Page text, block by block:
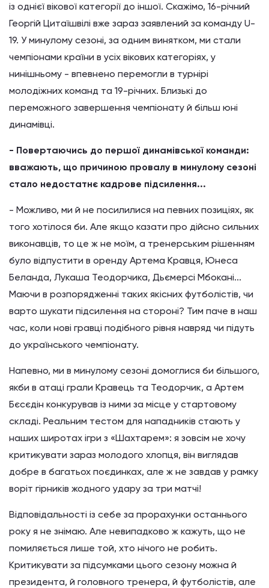
із однієї вікової категорії до іншої. Скажімо, 16-річний
Георгій Цитаїшвілі вже зараз заявлений за команду U-
19. У минулому сезоні, за одним винятком, ми стали
чемпіонами країни в усіх вікових категоріях, у
нинішньому - впевнено перемогли в турнірі
молодіжних команд та 19-річних. Близькі до
переможного завершення чемпіонату й більш юні
динамівці.
- Повертаючись до першої динамівської команди:
вважають, що причиною провалу в минулому сезоні
стало недостатнє кадрове підсилення...
- Можливо, ми й не посилилися на певних позиціях, як
того хотілося би. Але якщо казати про дійсно сильних
виконавців, то це ж не моїм, а тренерським рішенням
було відпустити в оренду Артема Кравця, Юнеса
Беланда, Лукаша Теодорчика, Дьємерсі Мбокані...
Маючи в розпорядженні таких якісних футболістів, чи
варто шукати підсилення на стороні? Тим паче в наш
час, коли нові гравці подібного рівня навряд чи підуть
до українського чемпіонату.
Напевно, ми в минулому сезоні домоглися би більшого,
якби в атаці грали Кравець та Теодорчик, а Артем
Бєсєдін конкурував із ними за місце у стартовому
складі. Реальним тестом для нападників стають у
наших широтах ігри з «Шахтарем»: я зовсім не хочу
критикувати зараз молодого хлопця, він виглядав
добре в багатьох поєдинках, але ж не завдав у рамку
воріт гірників жодного удару за три матчі!
Відповідальності із себе за прорахунки останнього
року я не знімаю. Але невипадково ж кажуть, що не
помиляється лише той, хто нічого не робить.
Критикувати за підсумками цього сезону можна й
президента, й головного тренера, й футболістів, але